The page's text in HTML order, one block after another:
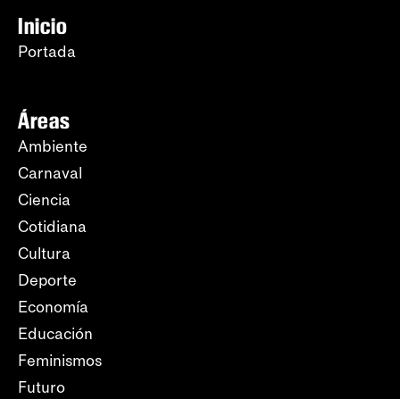
Inicio
Portada
Áreas
Ambiente
Carnaval
Ciencia
Cotidiana
Cultura
Deporte
Economía
Educación
Feminismos
Futuro